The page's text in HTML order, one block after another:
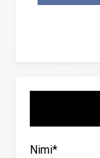
Nimi*